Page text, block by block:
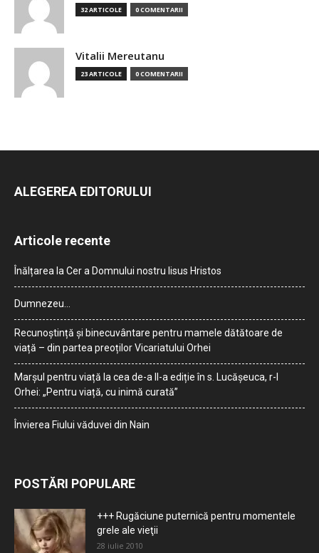
32 ARTICOLE 0 COMENTARII
Vitalii Mereutanu
23 ARTICOLE 0 COMENTARII
ALEGEREA EDITORULUI
Articole recente
Înălțarea la Cer a Domnului nostru Iisus Hristos
Dumnezeu…
Recunoștință și binecuvântare pentru mamele dătătoare de
viață – din partea preoților Vicariatului Orhei
Marșul pentru viață la cea de-a II-a ediție în s. Lucășeuca, r-l
Orhei: „Pentru viață, cu inimă curată”
Învierea Fiului văduvei din Nain
POSTĂRI POPULARE
+++ Rugăciune puternică pentru momentele
grele ale vieţii
28 iulie 2010